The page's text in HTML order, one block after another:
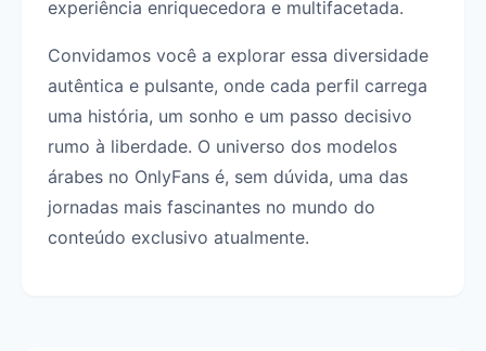
experiência enriquecedora e multifacetada.
Convidamos você a explorar essa diversidade
autêntica e pulsante, onde cada perfil carrega
uma história, um sonho e um passo decisivo
rumo à liberdade. O universo dos modelos
árabes no OnlyFans é, sem dúvida, uma das
jornadas mais fascinantes no mundo do
conteúdo exclusivo atualmente.